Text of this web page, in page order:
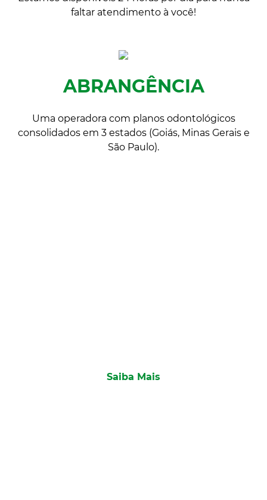
faltar atendimento à você!
ABRANGÊNCIA
Uma operadora com planos odontológicos
consolidados em 3 estados (Goiás, Minas Gerais e
São Paulo).
Saiba Mais